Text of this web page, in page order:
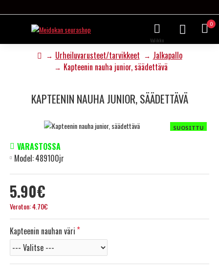
0
Urheiluvarusteet/tarvikkeet
Jalkapallo
Kapteenin nauha junior, säädettävä
KAPTEENIN NAUHA JUNIOR, SÄÄDETTÄVÄ
SUOSITTU
5.90€
Veroton: 4.70€
VARASTOSSA
Model:489100jr
Kapteenin nauhan väri